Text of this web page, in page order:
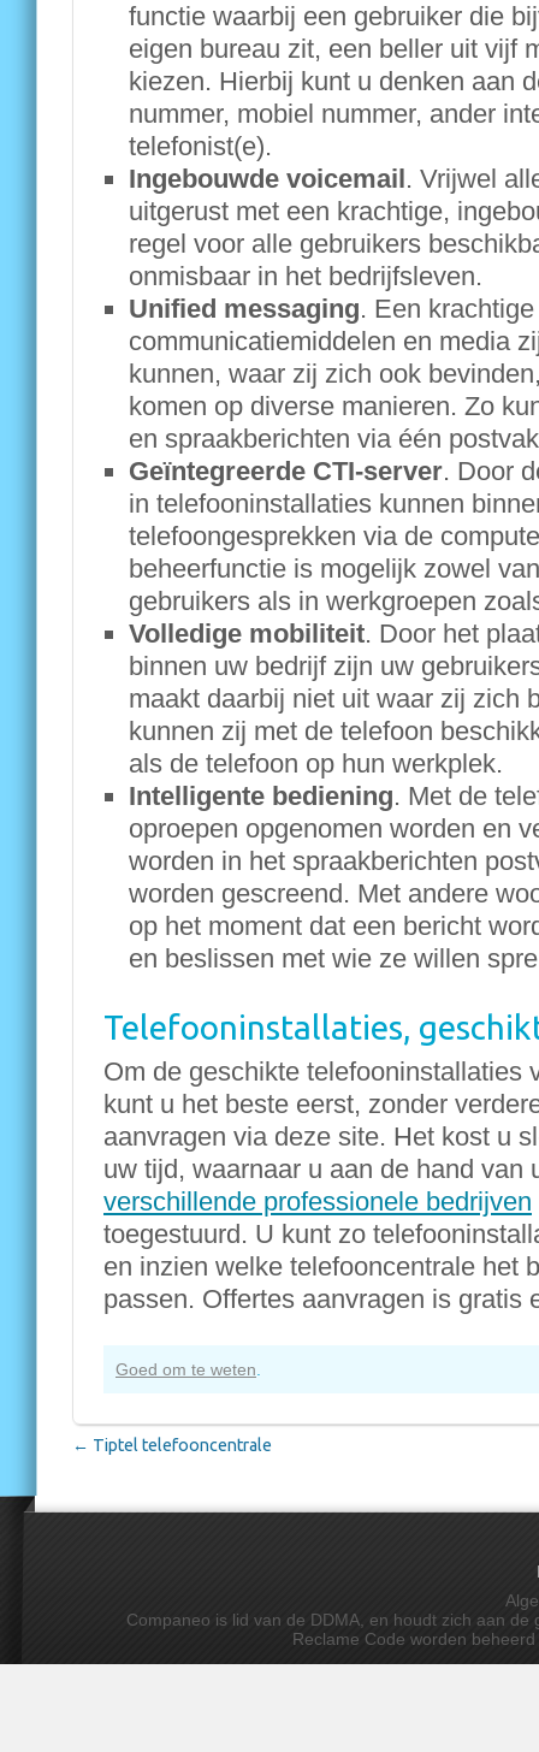
functie waarbij een gebruiker die
eigen bureau zit, een beller uit vijf
kiezen. Hierbij kunt u denken aan
nummer, mobiel nummer, ander
telefonist(e).
Ingebouwde voicemail. Vrijwel
uitgerust met een krachtige,
regel voor alle gebruikers
onmisbaar in het bedrijfsleven.
Unified messaging. Een
communicatiemiddelen en media
kunnen, waar zij zich ook
komen op diverse manieren. Zo
en spraakberichten via één
Geïntegreerde CTI-server. Door
in telefooninstallaties kunnen
telefoongesprekken via de
beheerfunctie is mogelijk zowel
gebruikers als in werkgroepen
Volledige mobiliteit. Door het
binnen uw bedrijf zijn uw
maakt daarbij niet uit waar zij zich
kunnen zij met de telefoon
als de telefoon op hun werkplek.
Intelligente bediening. Met de
oproepen opgenomen worden en
worden in het spraakberichten
worden gescreend. Met andere
op het moment dat een bericht
en beslissen met wie ze willen
Telefooninstallaties,
Om de geschikte telefooninstallaties
kunt u het beste eerst, zonder
aanvragen via deze site. Het kost u
uw tijd, waarnaar u aan de hand van
verschillende professionele bedrijven
toegestuurd. U kunt zo
en inzien welke telefooncentrale het
passen. Offertes aanvragen is gratis
Goed om te weten
← Tiptel telefooncentrale
Companeo is lid van de DDMA, en houdt zich aan
Reclame Code worden